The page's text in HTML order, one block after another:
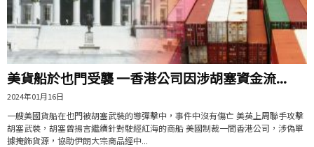
美貨船於也門受襲 一香港公司因涉胡塞資金流...
2024年01月16日
一艘美國貨船在也門被胡塞武裝的導彈擊中，事件中沒有傷亡 美英上周聯手攻擊
胡塞武裝，胡塞曾揚言繼續針對駛經紅海的商船 美國制裁一間香港公司，涉偽單
據掩飾貨源，協助伊朗大宗商品經中...